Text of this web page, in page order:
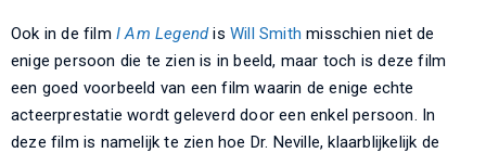
Ook in de film I Am Legend isWill Smith misschien niet de
enige persoon die te zien is in beeld, maar toch is deze film
een goed voorbeeld van een film waarin de enige echte
acteerprestatie wordt geleverd door een enkel persoon. In
deze film is namelijk te zien hoe Dr. Neville, klaarblijkelijk de